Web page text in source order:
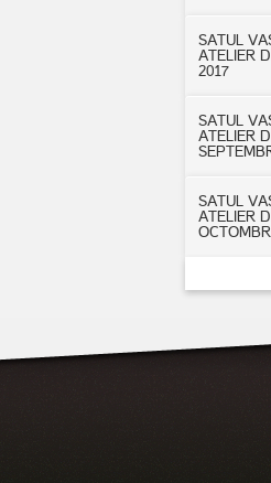
SATUL
ATELIER
2017
SATUL
ATELIER
SATUL
ATELIER